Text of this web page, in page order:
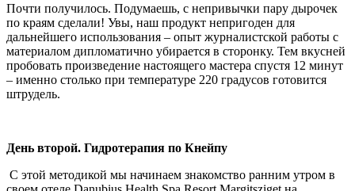
Почти получилось. Подумаешь, с непривычки пару дырочек
по краям сделали! Увы, наш продукт непригоден для
дальнейшего использования – опыт журналистской работы с
материалом дипломатично убирается в сторонку. Тем вкусней
пробовать произведение настоящего мастера спустя 12 минут
– именно столько при температуре 220 градусов готовится
штрудель.
День второй. Гидротерапия по Кнейпу
С этой методикой мы начинаем знакомство ранним утром в